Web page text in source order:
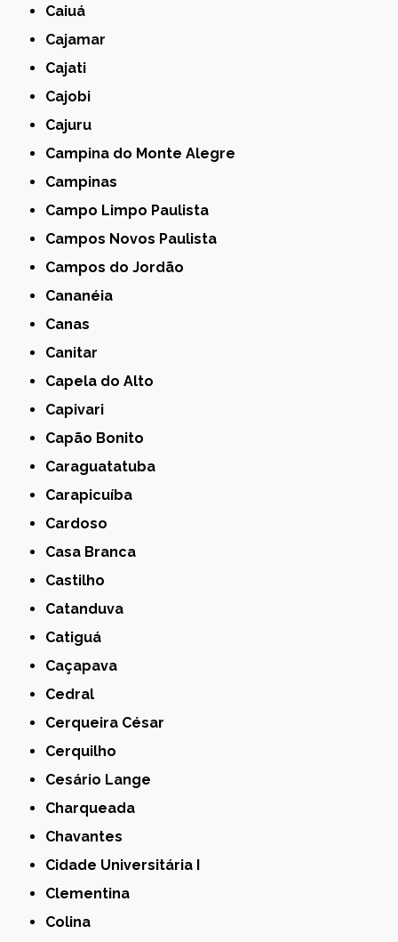
Caiuá
Cajamar
Cajati
Cajobi
Cajuru
Campina do Monte Alegre
Campinas
Campo Limpo Paulista
Campos Novos Paulista
Campos do Jordão
Cananéia
Canas
Canitar
Capela do Alto
Capivari
Capão Bonito
Caraguatatuba
Carapicuíba
Cardoso
Casa Branca
Castilho
Catanduva
Catiguá
Caçapava
Cedral
Cerqueira César
Cerquilho
Cesário Lange
Charqueada
Chavantes
Cidade Universitária I
Clementina
Colina